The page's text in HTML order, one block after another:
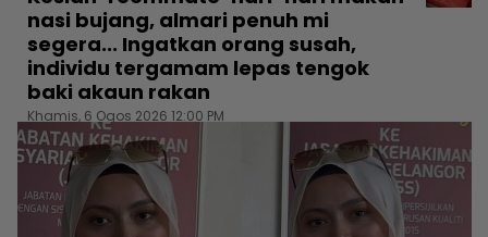
nasi bujang, almari penuh mi
segera... Ingatkan orang susah,
individu tergamam lepas tengok
baki akaun rakan
Khamis, 6 Ogos 2026 12:00 PM